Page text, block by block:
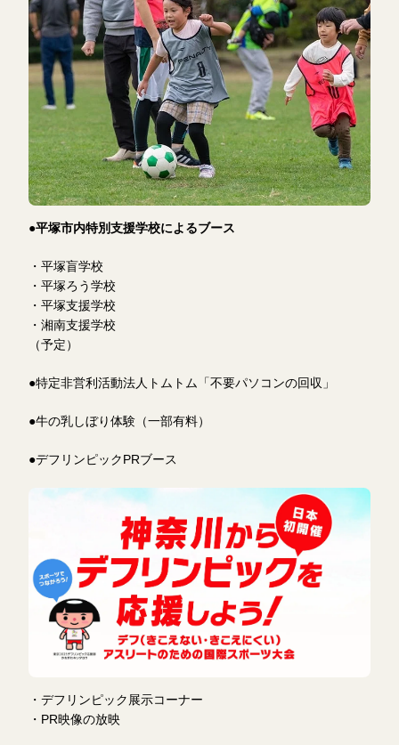
●平塚市内特別支援学校によるブース
・平塚盲学校
・平塚ろう学校
・平塚支援学校
・湘南支援学校
（予定）
●特定非営利活動法人トムトム「不要パソコンの回収」
●牛の乳しぼり体験（一部有料）
●デフリンピックPRブース
・デフリンピック展示コーナー
・PR映像の放映